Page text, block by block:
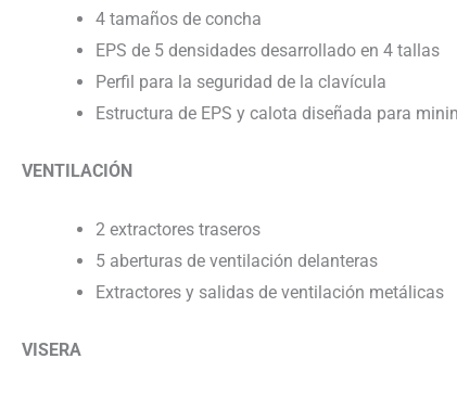
4 tamaños de concha
EPS de 5 densidades desarrollado en 4 tallas
Perfil para la seguridad de la clavícula
Estructura de EPS y calota diseñada para
VENTILACIÓN
2 extractores traseros
5 aberturas de ventilación delanteras
Extractores y salidas de ventilación metálicas
VISERA